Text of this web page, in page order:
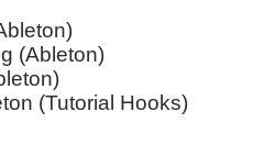
(Ableton)
(Tutorial Hooks)